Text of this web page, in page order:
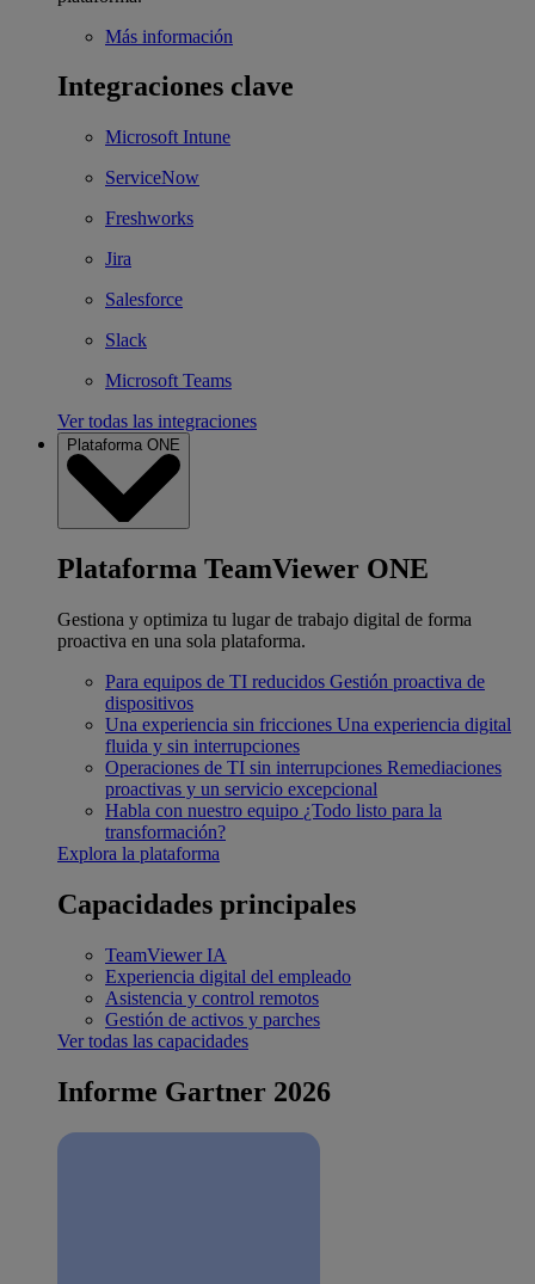
Más información
Integraciones clave
Microsoft Intune
ServiceNow
Freshworks
Jira
Salesforce
Slack
Microsoft Teams
Ver todas las integraciones
Plataforma ONE
Plataforma TeamViewer ONE
Gestiona y optimiza tu lugar de trabajo digital de forma
proactiva en una sola plataforma.
Para equipos de TI reducidos Gestión proactiva de
dispositivos
Una experiencia sin fricciones Una experiencia digital
fluida y sin interrupciones
Operaciones de TI sin interrupciones Remediaciones
proactivas y un servicio excepcional
Habla con nuestro equipo ¿Todo listo para la
transformación?
Explora la plataforma
Capacidades principales
TeamViewer IA
Experiencia digital del empleado
Asistencia y control remotos
Gestión de activos y parches
Ver todas las capacidades
Informe Gartner 2026